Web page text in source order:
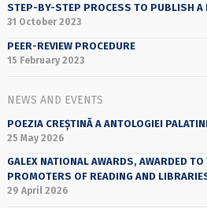
STEP-BY-STEP PROCESS TO PUBLISH A
31 October 2023
PEER-REVIEW PROCEDURE
15 February 2023
NEWS AND EVENTS
POEZIA CREȘTINĂ A ANTOLOGIEI
25 May 2026
GALEX NATIONAL AWARDS, AWARDED
PROMOTERS OF READING AND
29 April 2026